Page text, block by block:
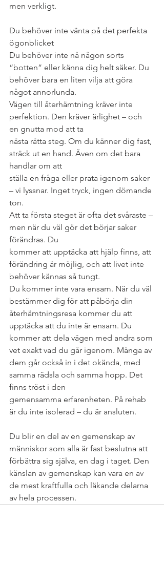
men verkligt.
Du behöver inte vänta på det perfekta
ögonblicket
Du behöver inte nå någon sorts
“botten” eller känna dig helt säker. Du
behöver bara en liten vilja att göra
något annorlunda.
Vägen till återhämtning kräver inte
perfektion. Den kräver ärlighet – och
en gnutta mod att ta
nästa rätta steg. Om du känner dig fast,
sträck ut en hand. Även om det bara
handlar om att
ställa en fråga eller prata igenom saker
– vi lyssnar. Inget tryck, ingen dömande
ton.
Att ta första steget är ofta det svåraste –
men när du väl gör det börjar saker
förändras. Du
kommer att upptäcka att hjälp finns, att
förändring är möjlig, och att livet inte
behöver kännas så tungt.
Du kommer inte vara ensam. När du väl
bestämmer dig för att påbörja din
återhämtningsresa kommer du att
upptäcka att du inte är ensam. Du
kommer att dela vägen med andra som
vet exakt vad du går igenom. Många av
dem går också in i det okända, med
samma rädsla och samma hopp. Det
finns tröst i den
gemensamma erfarenheten. På rehab
är du inte isolerad – du är ansluten.
Du blir en del av en gemenskap av
människor som alla är fast beslutna att
förbättra sig själva, en dag i taget. Den
känslan av gemenskap kan vara en av
de mest kraftfulla och läkande delarna
av hela processen.